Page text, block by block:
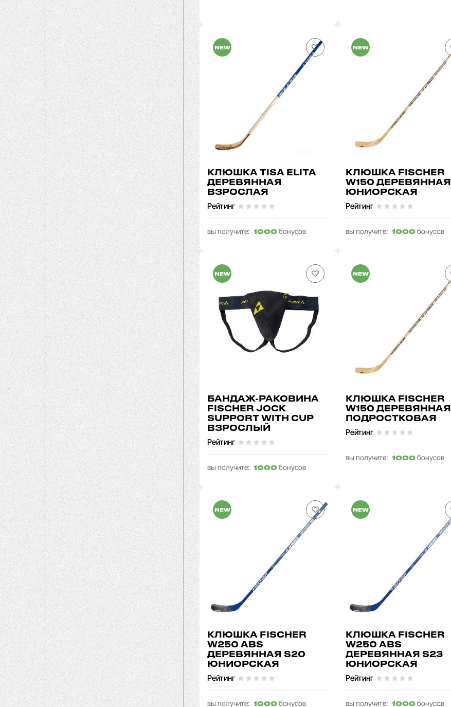
NEW
КЛЮШКА TISA ELITA
ДЕРЕВЯННАЯ
ВЗРОСЛАЯ
Рейтинг
вы получите: 1000 бонусов
NEW
КЛЮШКА FISCHER
W150 ДЕРЕВЯННАЯ
ЮНИОРСКАЯ
Рейтинг
вы получите: 1000 бонусов
NEW
БАНДАЖ-РАКОВИНА
FISCHER JOCK
SUPPORT WITH CUP
ВЗРОСЛЫЙ
Рейтинг
вы получите: 1000 бонусов
NEW
КЛЮШКА FISCHER
W150 ДЕРЕВЯННАЯ
ПОДРОСТКОВАЯ
Рейтинг
вы получите: 1000 бонусов
NEW
КЛЮШКА FISCHER
W250 ABS
ДЕРЕВЯННАЯ S20
ЮНИОРСКАЯ
Рейтинг
вы получите: 1000 бонусов
NEW
КЛЮШКА FISCHER
W250 ABS
ДЕРЕВЯННАЯ S23
ЮНИОРСКАЯ
Рейтинг
вы получите: 1000 бонусов